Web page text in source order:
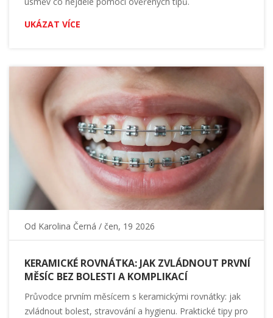
UKÁZAT VÍCE
Od Karolina Černá / čen, 19 2026
KERAMICKÉ ROVNÁTKA: JAK ZVLÁDNOUT PRVNÍ
MĚSÍC BEZ BOLESTI A KOMPLIKACÍ
Průvodce prvním měsícem s keramickými rovnátky: jak
zvládnout bolest, stravování a hygienu. Praktické tipy pro